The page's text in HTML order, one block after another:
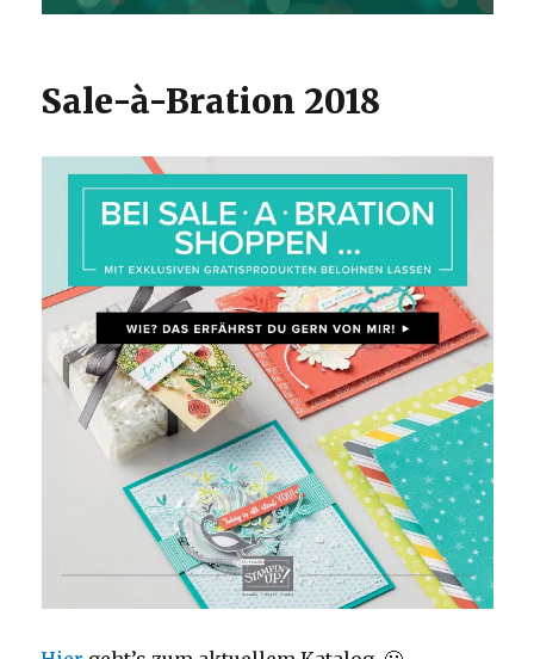
Sale-à-Bration 2018